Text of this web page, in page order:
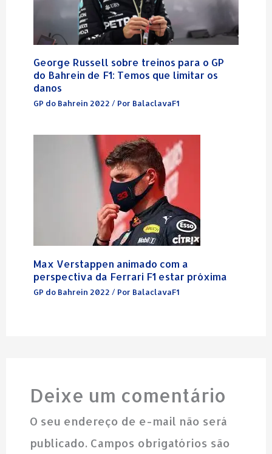
George Russell sobre treinos para o GP
do Bahrein de F1: Temos que limitar os
danos
GP do Bahrein 2022 / Por BalaclavaF1
Max Verstappen animado com a
perspectiva da Ferrari F1 estar próxima
GP do Bahrein 2022 / Por BalaclavaF1
Deixe um comentário
O seu endereço de e-mail não será
publicado. Campos obrigatórios são